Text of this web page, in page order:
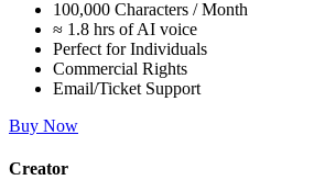
100,000 Characters / Month
≈ 1.8 hrs of AI voice
Perfect for Individuals
Commercial Rights
Email/Ticket Support
Buy Now
Creator